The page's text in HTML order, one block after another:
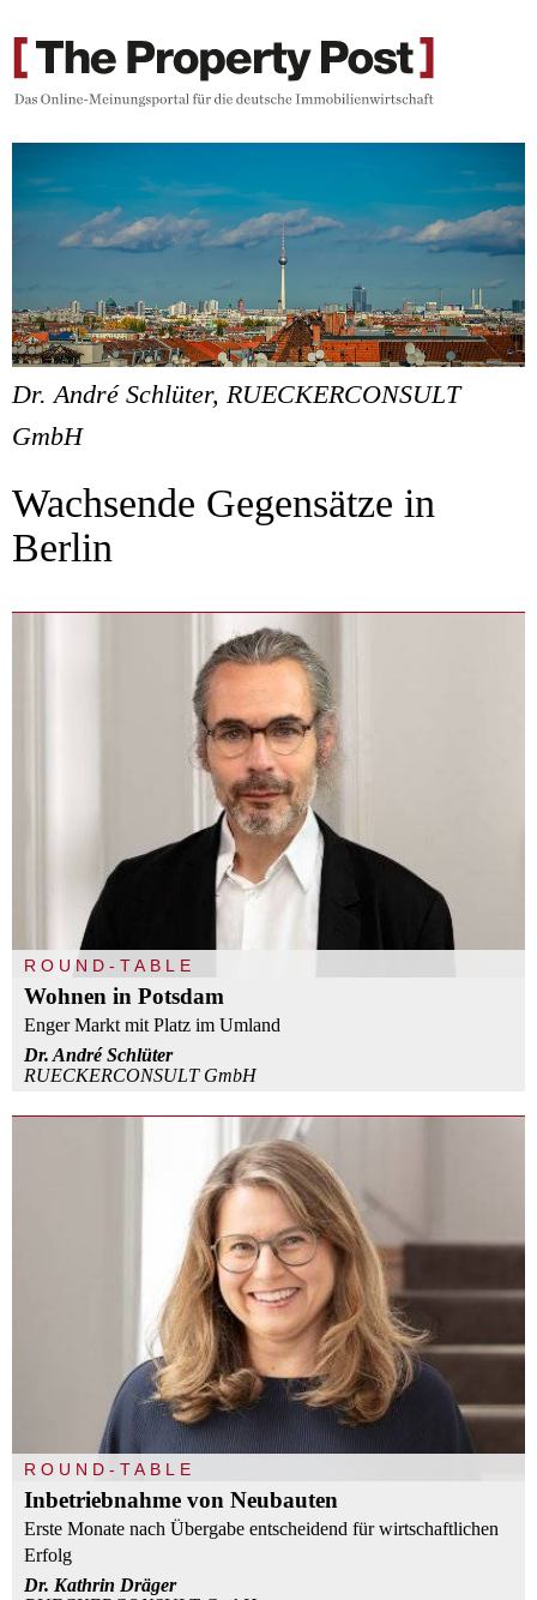
Dr. André Schlüter, RUECKERCONSULT
GmbH
Wachsende Gegensätze in
Berlin
ROUND-TABLE
Wohnen in Potsdam
Enger Markt mit Platz im Umland
Dr. André Schlüter
RUECKERCONSULT GmbH
ROUND-TABLE
Inbetriebnahme von Neubauten
Erste Monate nach Übergabe entscheidend für wirtschaftlichen
Erfolg
Dr. Kathrin Dräger